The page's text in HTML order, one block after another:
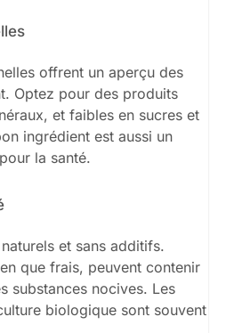
offrent un aperçu des
Optez pour des produits
et faibles en sucres et
ingrédient est aussi un
la santé.
et sans additifs.
que frais, peuvent contenir
substances nocives. Les
biologique sont souvent